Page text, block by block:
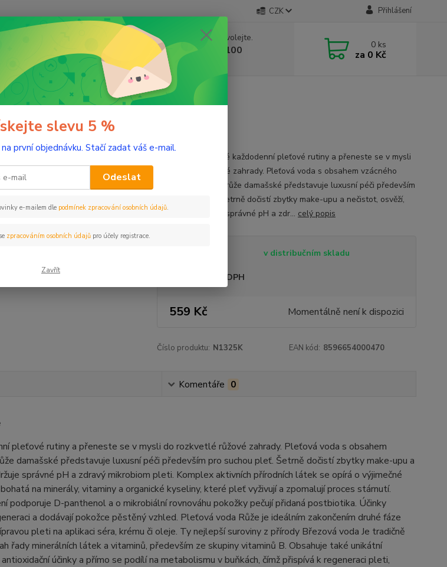
CZK Přihlášení
Nevíte si rady? Zavolejte.
+420 603 332 100
(Po-Pá, 10-17 hod.)
0 ks
za 0 Kč
řady Růžová řada Pleťová voda Růže 500 ml
500 ml
Zamilujte se do své každodenní pleťové rutiny a přeneste se v mysli
do rozkvetlé růžové zahrady. Pleťová voda s obsahem vzácného
éterického oleje z růže damašské představuje luxusní péči především
pro suchou pleť. Šetrně dočistí zbytky make-upu a nečistot, osvěží,
hydratuje, udržuje správné pH a zdr... celý popis
v distribučním skladu
Nejsme plátci DPH
559 Kč Momentálně není k dispozici
Číslo produktu: N1325K EAN kód: 8596654000470
Komentáře 0
pleťové rutiny a přeneste se v mysli do rozkvetlé růžové zahrady. Pleťová voda s obsahem
damašské představuje luxusní péči především pro suchou pleť. Šetrně dočistí zbytky make-upu a
správné pH a zdravý mikrobiom pleti. Komplex aktivních přírodních látek se opírá o výjimečné
na minerály, vitaminy a organické kyseliny, které pleť vyživují a zpomalují proces stárnutí.
podporuje D-panthenol a o mikrobiální rovnováhu pokožky pečují přidaná postbiotika. Účinky
a dodávají pokožce pěstěný vzhled. Pleťová voda Růže je ideálním zakončením druhé fáze
pleti na aplikaci séra, krému či oleje. Ty nejlepší suroviny z přírody Březová voda Je tradičně
řady minerálních látek a vitaminů, především ze skupiny vitaminů B. Obsahuje také unikátní
účinky a přímo se podílí na metabolismu v buňkách, čímž přispívá k regeneraci pleti,
slevu 5 %
první objednávku. Stačí zadat váš e-mail.
Odeslat
e-mailem dle podmínek zpracování osobních údajů.
zpracováním osobních údajůpro účely registrace.
Zavřít